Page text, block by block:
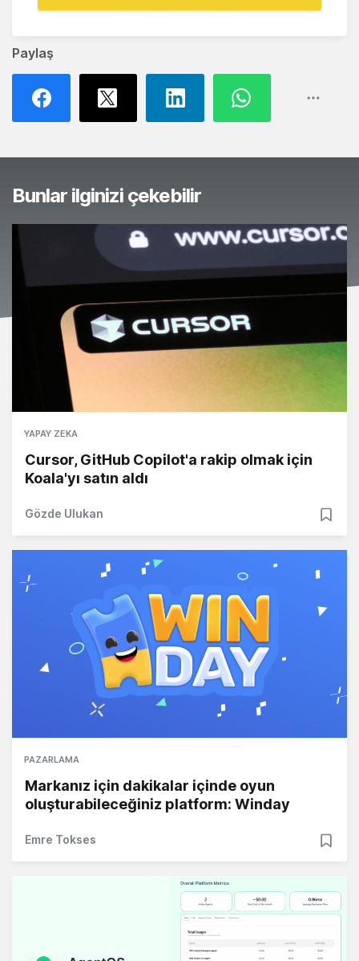
Paylaş
Bunlar ilginizi çekebilir
YAPAY ZEKA
Cursor, GitHub Copilot'a rakip olmak için
Koala'yı satın aldı
Gözde Ulukan
PAZARLAMA
Markanız için dakikalar içinde oyun
oluşturabileceğiniz platform: Winday
Emre Tokses